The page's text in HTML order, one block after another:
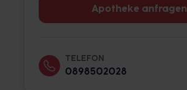
Apotheke anfragen
TELEFON
0898502028